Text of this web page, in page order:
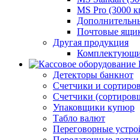
MS Pro (3000
Почтовые
Другая продукция
Детекторы банкнот
Счетчики и
Счетчики
Упаковщики купюр
Табло валют
Переговорные